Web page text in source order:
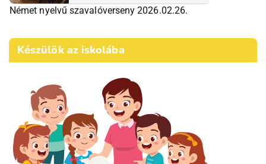
Német nyelvű szavalóverseny 2026.02.26.
Készülök az iskolába